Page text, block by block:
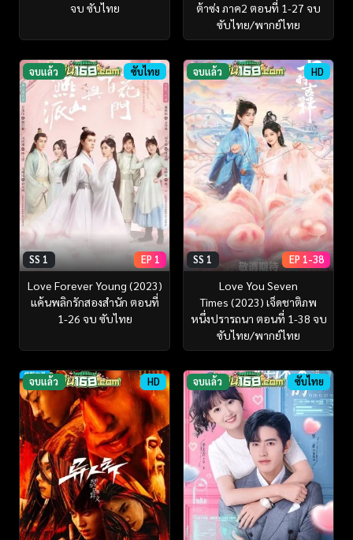
จบ ซับไทย
ต้าซ่ง ภาค2 ตอนที่ 1-27 จบ
ซับไทย/พากย์ไทย
จบแล้ว ซับไทย
SS 1 EP 1
Love Forever Young (2023)
แค้นพลิกรักสองสำนัก ตอนที่
1-26 จบ ซับไทย
จบแล้ว HD
SS 1 EP 1-38
Love You Seven
Times (2023) เจ็ดชาติภพ
หนึ่งปรารถนา ตอนที่ 1-38 จบ
ซับไทย/พากย์ไทย
จบแล้ว HD จบแล้ว ซับไทย